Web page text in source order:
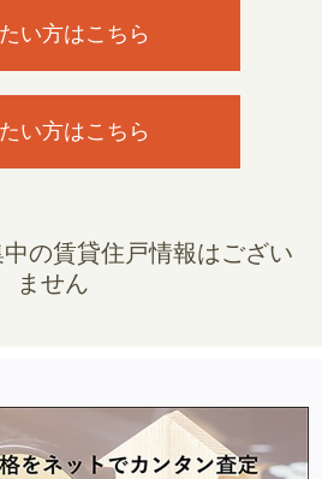
い方はこちら
い方はこちら
の賃貸住戸情報はござい
ません